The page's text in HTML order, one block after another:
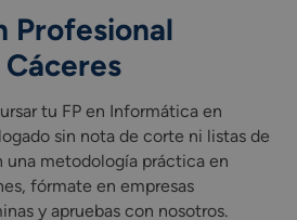
Profesional
tu FP en Informática en
sin nota de corte ni listas de
una metodología práctica en
fórmate en empresas
y apruebas con nosotros.